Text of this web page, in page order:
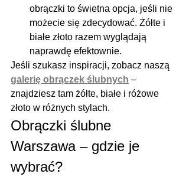
obrączki to świetna opcja, jeśli nie
możecie się zdecydować. Żółte i
białe złoto razem wyglądają
naprawdę efektownie.
Jeśli szukasz inspiracji, zobacz naszą
galerię obrączek ślubnych –
znajdziesz tam żółte, białe i różowe
złoto w różnych stylach.
Obrączki ślubne
Warszawa – gdzie je
wybrać?